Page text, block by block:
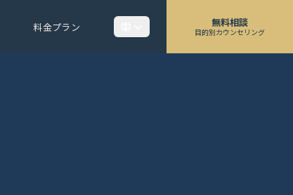
料金プラン 無料相談
目的別カウンセリング